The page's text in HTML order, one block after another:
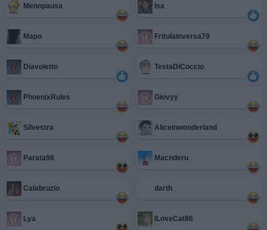
Menopausa Isa
Mapo Fritulainversa79
Diavoletto TestaDiCoccio
PhoenixRules Giovyy
Silvestra Aliceinwonderland
Parata98 Macnderu
Calabruzio darth
Lya ILoveCat86